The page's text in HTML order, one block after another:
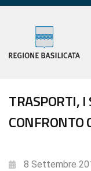
TRASPORTI,
CONFRONTO
8 Settembre